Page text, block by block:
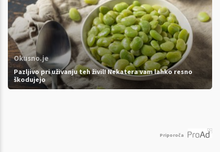
Okusno.je
Pazljivo pri uživanju teh živil! Nekatera vam lahko resno
škodujejo
Priporoča